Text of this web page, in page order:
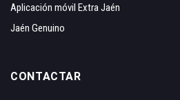
Aplicación móvil Extra Jaén
Jaén Genuino
CONTACTAR